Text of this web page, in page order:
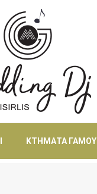
ΚΤΉΜΑΤΑ ΓΆΜΟΥ